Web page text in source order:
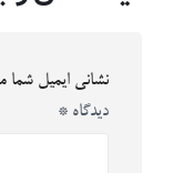
نشانی ایمیل شما
دیدگاه *